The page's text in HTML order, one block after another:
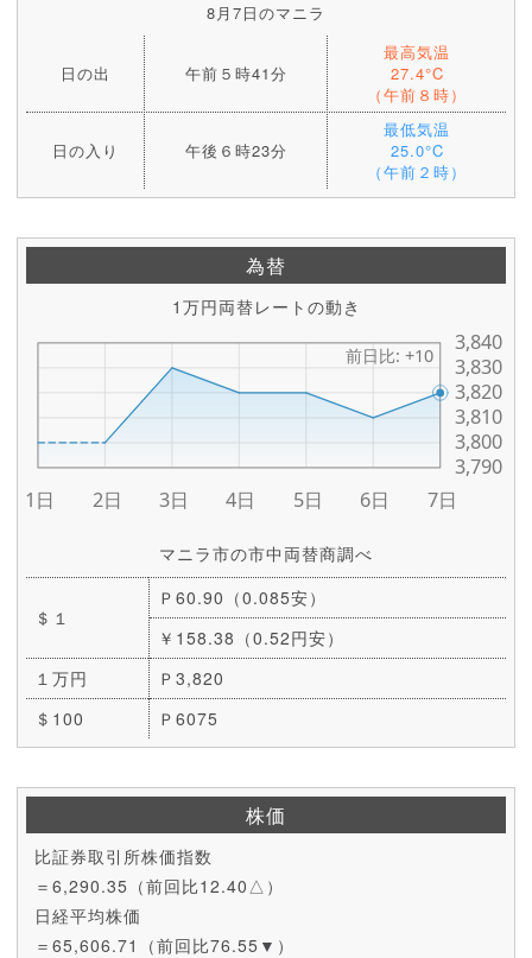
8月7日のマニラ
日の出 午前５時41分
最高気温
27.4°C
（午前８時）
日の入り 午後６時23分
最低気温
25.0°C
（午前２時）
為替
1万円両替レートの動き
マニラ市の市中両替商調べ
＄１
Ｐ60.90（0.085安）
￥158.38（0.52円安）
１万円
Ｐ3,820
＄100
Ｐ6075
株価
比証券取引所株価指数
＝6,290.35（前回比12.40△）
日経平均株価
＝65,606.71（前回比76.55▼）